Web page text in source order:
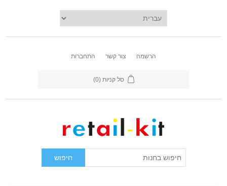
הרשמה צור קשר התחברות
סל קניות (0)